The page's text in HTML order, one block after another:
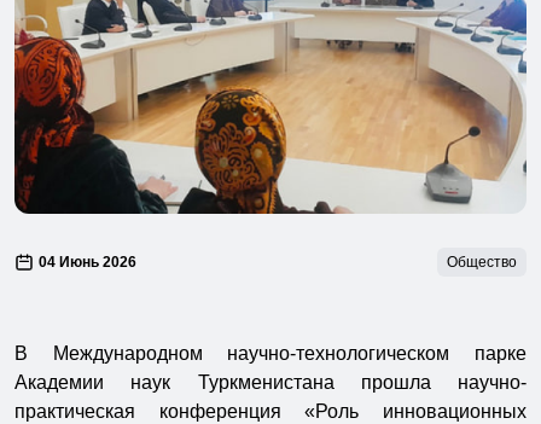
04 Июнь 2026 Общество
В Международном научно-технологическом парке
Академии наук Туркменистана прошла научно-
практическая конференция «Роль инновационных